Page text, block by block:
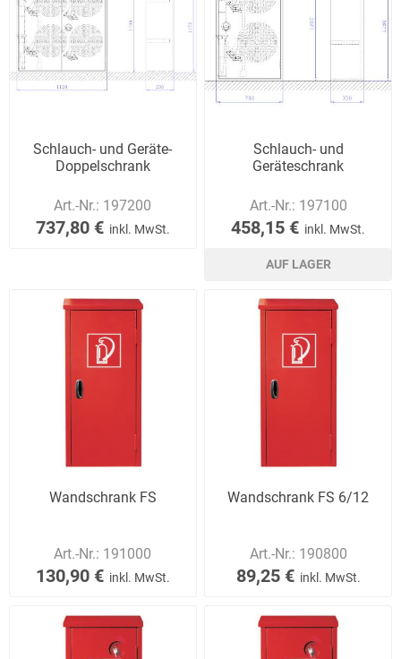
Schlauch- und Geräte-
Doppelschrank
Art.-Nr.: 197200
737,80 € inkl. MwSt.
Schlauch- und
Geräteschrank
Art.-Nr.: 197100
458,15 € inkl. MwSt.
AUF LAGER
Wandschrank FS
Art.-Nr.: 191000
130,90 € inkl. MwSt.
Wandschrank FS 6/12
Art.-Nr.: 190800
89,25 € inkl. MwSt.